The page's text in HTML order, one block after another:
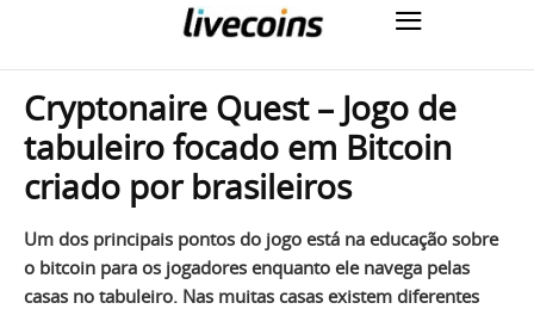
Cryptonaire Quest – Jogo de
tabuleiro focado em Bitcoin
criado por brasileiros
Um dos principais pontos do jogo está na educação sobre
o bitcoin para os jogadores enquanto ele navega pelas
casas no tabuleiro. Nas muitas casas existem diferentes